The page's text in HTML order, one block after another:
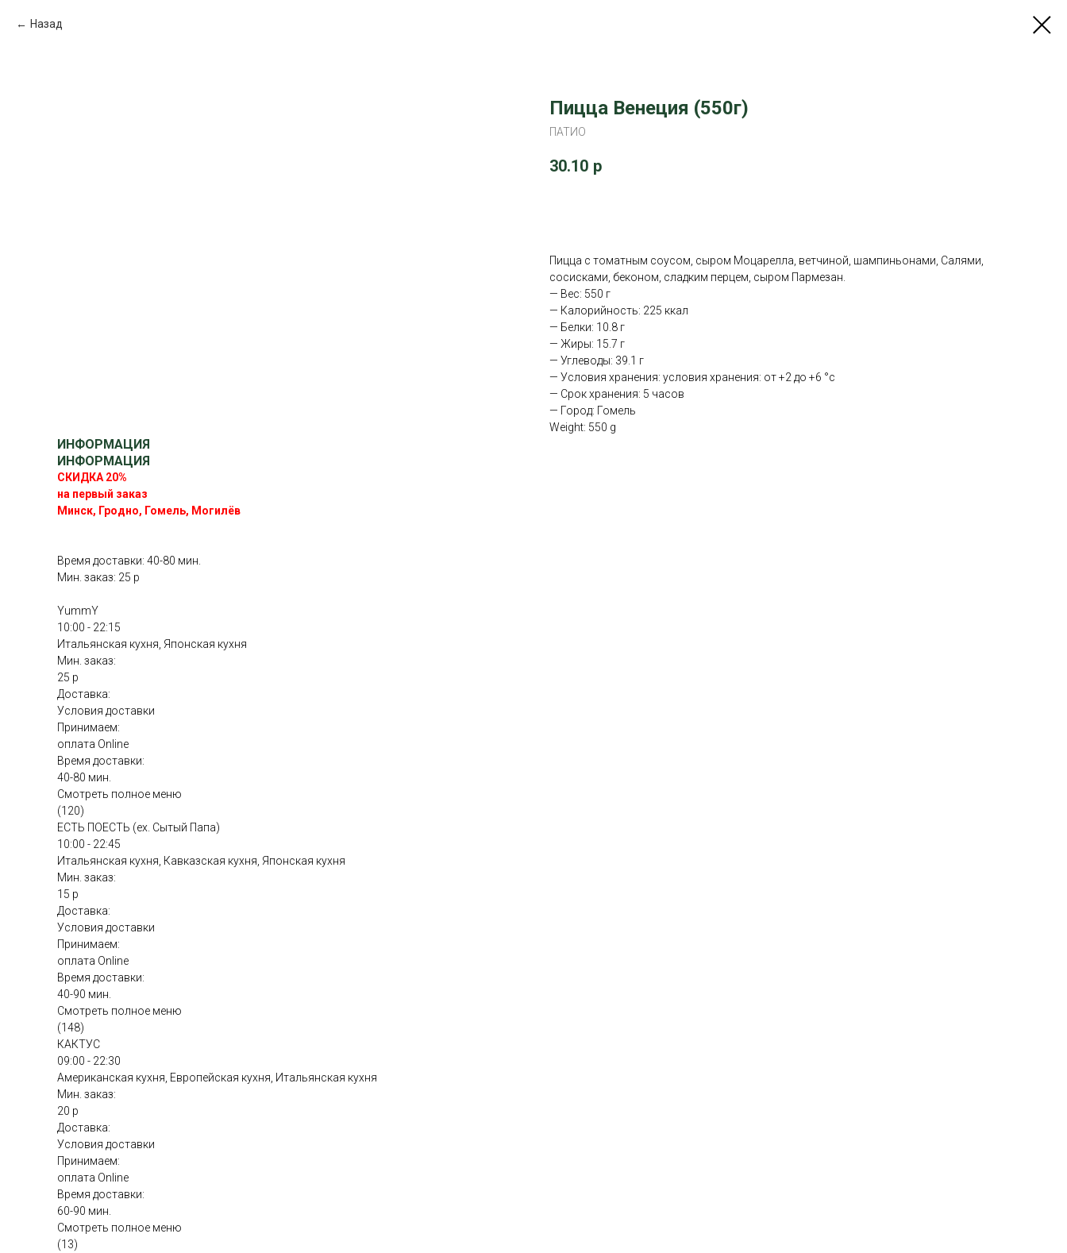
Назад
Пицца Венеция (550г)
ПАТИО
30.10 р
Пицца с томатным соусом, сыром Моцарелла, ветчиной, шампиньонами, Салями,
сосисками, беконом, сладким перцем, сыром Пармезан.
— Вес: 550 г
— Калорийность: 225 ккал
— Белки: 10.8 г
— Жиры: 15.7 г
— Углеводы: 39.1 г
— Условия хранения: условия хранения: от +2 до +6 °с
— Срок хранения: 5 часов
— Город: Гомель
Weight: 550 g
ИНФОРМАЦИЯ
ИНФОРМАЦИЯ
СКИДКА 20%
на первый заказ
Минск, Гродно, Гомель, Могилёв
Время доставки: 40-80 мин.
Мин. заказ: 25 р
YummY
10:00 - 22:15
Итальянская кухня, Японская кухня
Мин. заказ:
25 р
Доставка:
Условия доставки
Принимаем:
оплата Online
Время доставки:
40-80 мин.
Смотреть полное меню
(120)
ЕСТЬ ПОЕСТЬ (ex. Сытый Папа)
10:00 - 22:45
Итальянская кухня, Кавказская кухня, Японская кухня
Мин. заказ:
15 р
Доставка:
Условия доставки
Принимаем:
оплата Online
Время доставки:
40-90 мин.
Смотреть полное меню
(148)
КАКТУС
09:00 - 22:30
Американская кухня, Европейская кухня, Итальянская кухня
Мин. заказ:
20 р
Доставка:
Условия доставки
Принимаем:
оплата Online
Время доставки:
60-90 мин.
Смотреть полное меню
(13)